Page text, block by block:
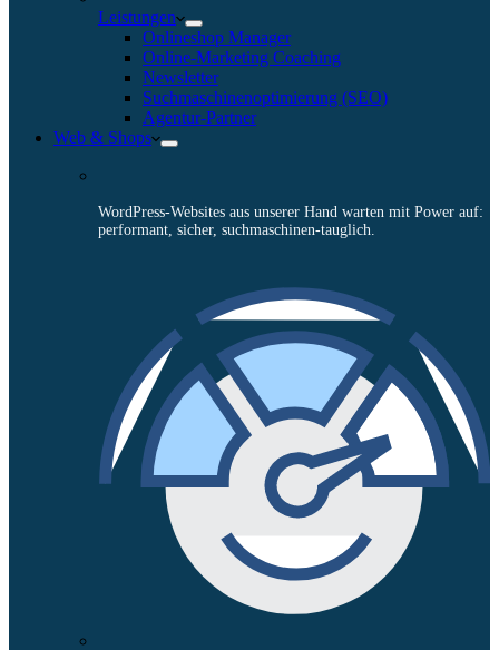
Leistungen
Onlineshop Manager
Online-Marketing Coaching
Newsletter
Suchmaschinenoptimierung (SEO)
Agentur-Partner
Web & Shops
WordPress-Websites aus unserer Hand warten mit Power auf:
performant, sicher, suchmaschinen-tauglich.